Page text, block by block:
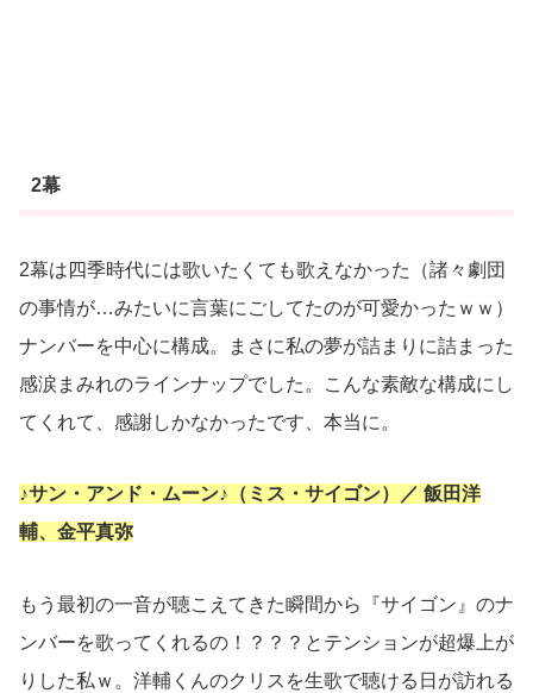
2幕
2幕は四季時代には歌いたくても歌えなかった（諸々劇団
の事情が…みたいに言葉にごしてたのが可愛かったｗｗ）
ナンバーを中心に構成。まさに私の夢が詰まりに詰まった
感涙まみれのラインナップでした。こんな素敵な構成にし
てくれて、感謝しかなかったです、本当に。
♪サン・アンド・ムーン♪（ミス・サイゴン）／ 飯田洋
輔、金平真弥
もう最初の一音が聴こえてきた瞬間から『サイゴン』のナ
ンバーを歌ってくれるの！？？？とテンションが超爆上が
りした私ｗ。洋輔くんのクリスを生歌で聴ける日が訪れる